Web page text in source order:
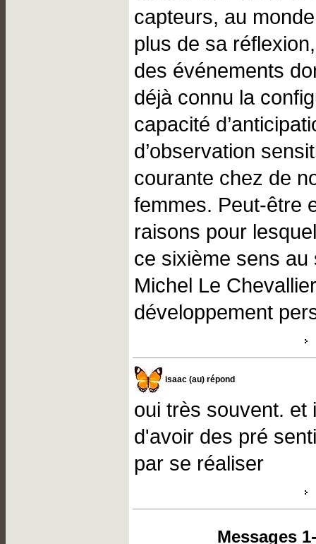
capteurs, au
plus de sa
des événements
déjà connu la
capacité
d’observation
courante chez de
femmes. Peut-être
raisons pour
ce sixième sens au
Michel Le
développement
isaac (au) répond
oui très souvent. et
d'avoir des pré
par se réaliser
Messages